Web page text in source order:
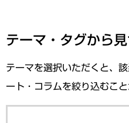
テーマ・タグから
テーマを選択いただくと、
ート・コラムを絞り込むこと